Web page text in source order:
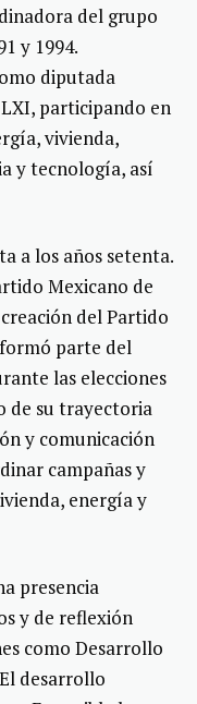
del grupo
y 1994.
diputada
participando en
vivienda,
y tecnología, así
a los años setenta.
Mexicano de
del Partido
parte del
las elecciones
de su trayectoria
y comunicación
campañas y
energía y
presencia
y de reflexión
como Desarrollo
desarrollo